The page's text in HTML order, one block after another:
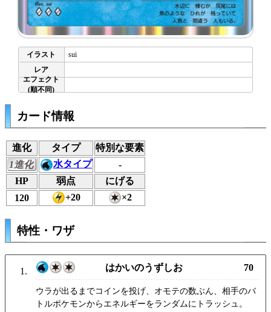
sui
カード情報
進化 タイプ
特別な要素
1進化
水タイプ
-
HP
弱点
にげる
120
+20 ×2
特性・ワザ
はかいのうずしお 70
ウラが出るまでコインを投げ、オモテの数ぶん、相手のバ
トルポケモンからエネルギーをランダムにトラッシュ。